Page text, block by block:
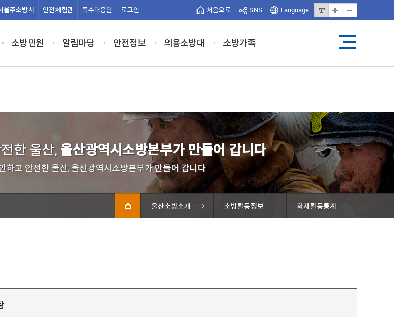
울주소방서 안전체험관 특수대응단 로그인 처음으로 SNS Language
소방민원 알림마당 안전정보 의용소방대 소방가족
한 울산, 울산광역시소방본부가 만들어 갑니다
하고 안전한 울산, 울산광역시소방본부가 만들어 갑니다
울산소방소개 소방활동정보 화재활동통계